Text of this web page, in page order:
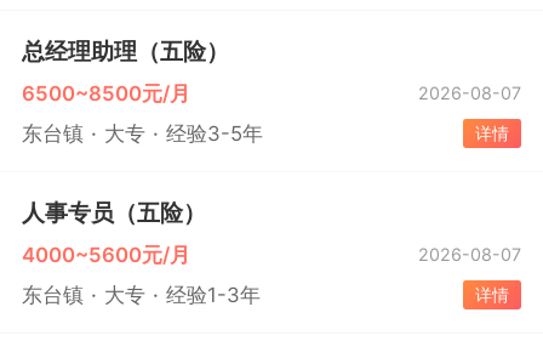
总经理助理（五险）
6500~8500元/月 2026-08-07
东台镇 大专 经验3-5年 详情
人事专员（五险）
4000~5600元/月 2026-08-07
东台镇 大专 经验1-3年 详情